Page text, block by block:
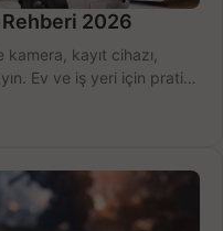
2026
kayıt cihazı,
Ev ve iş yeri için pratik